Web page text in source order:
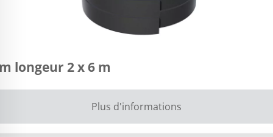
longeur 2 x 6 m
Plus d'informations